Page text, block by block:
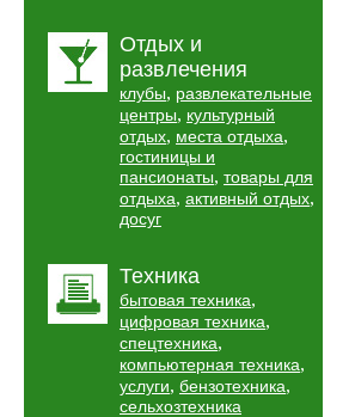
Отдых и
развлечения
клубы, развлекательные
центры, культурный
отдых, места отдыха,
гостиницы и
пансионаты, товары для
отдыха, активный отдых,
досуг
Техника
бытовая техника,
цифровая техника,
спецтехника,
компьютерная техника,
услуги, бензотехника,
сельхозтехника